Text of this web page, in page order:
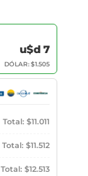
u$d 7
DÓLAR: $1.505
Total: $11.011
Total: $11.512
Total: $12.513